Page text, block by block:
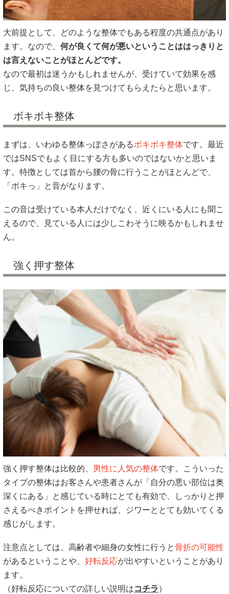
大前提として、どのような整体でもある程度の共通点があり
ます。なので、 何が良くて何が悪いということははっきりと
は言えないことがほとんどです。
なので最初は迷うかもしれませんが、受けていて効果を感
じ、気持ちの良い整体を見つけてもらえたらと思います。
ボキボキ整体
まずは、いわゆる整体っぽさがあるボキボキ整体です。最近
ではSNSでもよく目にする方も多いのではないかと思いま
す。特徴としては首から腰の骨に行うことがほとんどで、
「ボキっ」と音がなります。
この音は受けている本人だけでなく、近くにいる人にも聞こ
えるので、見ている人には少しこわそうに映るかもしれませ
ん。
強く押す整体
強く押す整体は比較的、 男性に人気の整体です。こういった
タイプの整体はお客さんや患者さんが「自分の悪い部位は奥
深くにある」と感じている時にとても有効で、しっかりと押
さえるべきポイントを押せれば、ジワーととても効いてくる
感じがします。
注意点としては、高齢者や細身の女性に行うと骨折の可能性
があるということや、 好転反応が出やすいということがあり
ます。
（好転反応についての詳しい説明はコチラ ）